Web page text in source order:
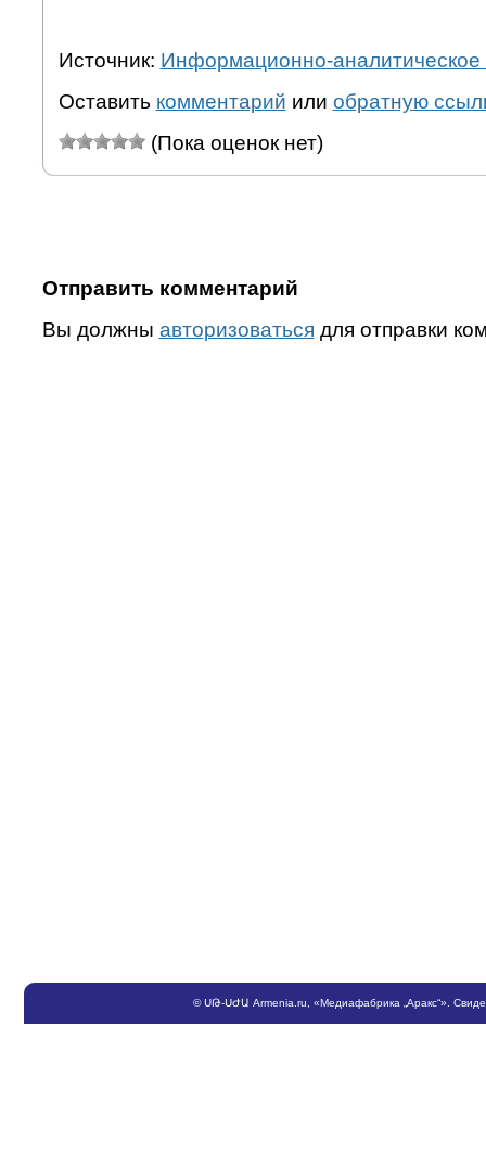
Источник: Информационно-аналитическое
Оставить комментарий или обратную
(Пока оценок нет)
Отправить комментарий
Вы должны авторизоваться для отправки
©ՍԹ-ՍԺԱ Armenia.ru , «Медиафабрика „Аракс“».